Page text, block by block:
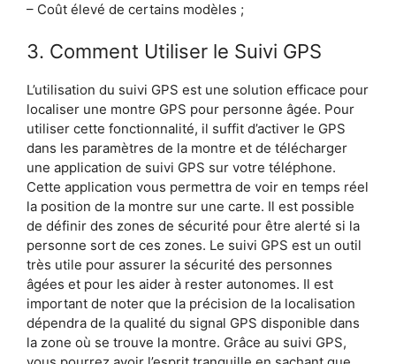
– Coût élevé de certains modèles ;
3. Comment Utiliser le Suivi GPS
L’utilisation du suivi GPS est une solution efficace pour
localiser une montre GPS pour personne âgée. Pour
utiliser cette fonctionnalité, il suffit d’activer le GPS
dans les paramètres de la montre et de télécharger
une application de suivi GPS sur votre téléphone.
Cette application vous permettra de voir en temps réel
la position de la montre sur une carte. Il est possible
de définir des zones de sécurité pour être alerté si la
personne sort de ces zones. Le suivi GPS est un outil
très utile pour assurer la sécurité des personnes
âgées et pour les aider à rester autonomes. Il est
important de noter que la précision de la localisation
dépendra de la qualité du signal GPS disponible dans
la zone où se trouve la montre. Grâce au suivi GPS,